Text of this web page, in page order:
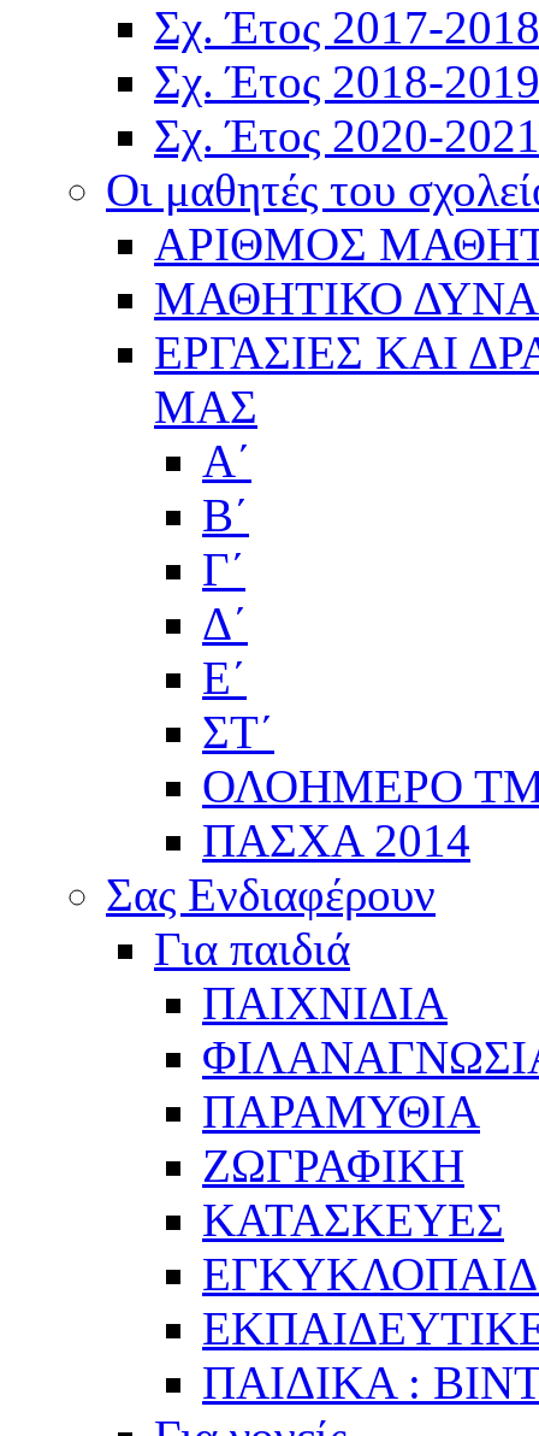
Σχ. Έτος 2017-2018
Σχ. Έτος 2018-2019
Σχ. Έτος 2020-2021
Οι μαθητές του
ΑΡΙΘΜΟΣ
ΜΑΘΗΤΙΚΟ
ΕΡΓΑΣΙΕΣ ΚΑΙ
ΜΑΣ
Α΄
Β΄
Γ΄
Δ΄
Ε΄
ΣΤ΄
ΟΛΟΗΜΕΡΟ
ΠΑΣΧΑ 2014
Σας Ενδιαφέρουν
Για παιδιά
ΠΑΙΧΝΙΔΙΑ
ΠΑΡΑΜΥΘΙΑ
ΖΩΓΡΑΦΙΚΗ
ΚΑΤΑΣΚΕΥΕΣ
ΠΑΙΔΙΚΑ :